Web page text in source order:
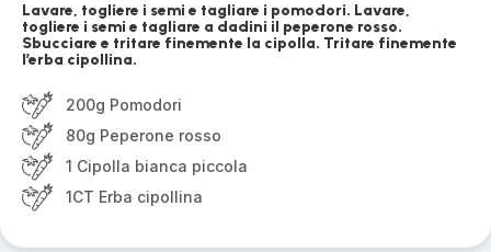
Lavare, togliere i semi e tagliare i pomodori. Lavare,
togliere i semi e tagliare a dadini il peperone rosso.
Sbucciare e tritare finemente la cipolla. Tritare finemente
l’erba cipollina.
200g Pomodori
80g Peperone rosso
1 Cipolla bianca piccola
1CT Erba cipollina